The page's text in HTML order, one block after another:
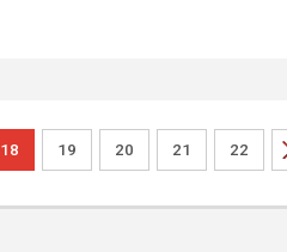
18 19 20 21 22